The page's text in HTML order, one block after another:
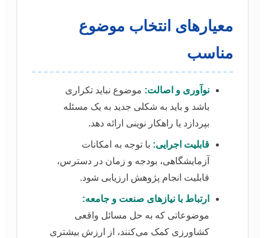
معیارهای انتخاب موضوع
مناسب
نوآوری و اصالت: موضوع نباید تکراری
باشد و باید به شکلی جدید به یک مسئله
بپردازد یا راهکار نوینی ارائه دهد.
قابلیت اجرایی: با توجه به امکانات
آزمایشگاهی، بودجه و زمان در دسترس،
قابلیت انجام پژوهش ارزیابی شود.
ارتباط با نیازهای صنعت و جامعه:
موضوعاتی که به حل مسائل واقعی
کشاورزی کمک می‌کنند، از ارزش بیشتری